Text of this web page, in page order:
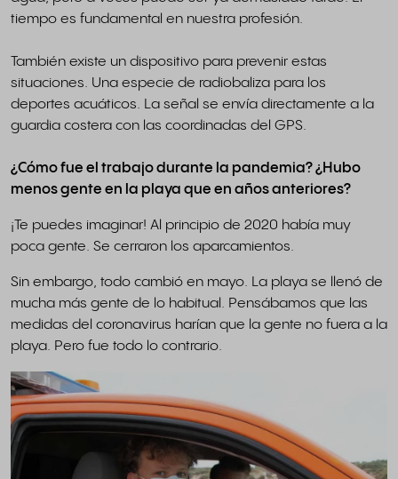
tiempo es fundamental en nuestra profesión.
También existe un dispositivo para prevenir estas
situaciones. Una especie de radiobaliza para los
deportes acuáticos. La señal se envía directamente a la
guardia costera con las coordinadas del GPS.
¿Cómo fue el trabajo durante la pandemia? ¿Hubo
menos gente en la playa que en años anteriores?
¡Te puedes imaginar! Al principio de 2020 había muy
poca gente. Se cerraron los aparcamientos.
Sin embargo, todo cambió en mayo. La playa se llenó de
mucha más gente de lo habitual. Pensábamos que las
medidas del coronavirus harían que la gente no fuera a la
playa. Pero fue todo lo contrario.